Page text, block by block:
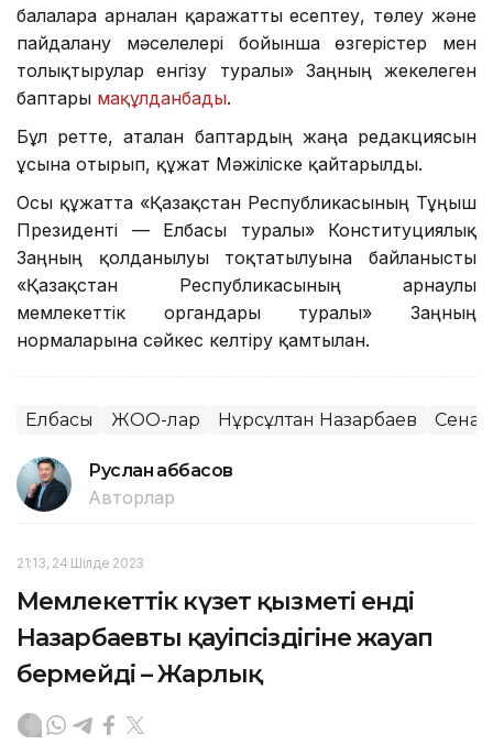
балаларға арналған қаражатты есептеу, төлеу және
пайдалану мәселелері бойынша өзгерістер мен
толықтырулар енгізу туралы» Заңның жекелеген
баптары мақұлданбады.
Бұл ретте, аталған баптардың жаңа редакциясын
ұсына отырып, құжат Мәжіліске қайтарылды.
Осы құжатта «Қазақстан Республикасының Тұңғыш
Президенті — Елбасы туралы» Конституциялық
Заңның қолданылуы тоқтатылуына байланысты
«Қазақстан Республикасының арнаулы
мемлекеттік органдары туралы» Заңның
нормаларына сәйкес келтіру қамтылған.
Елбасы ЖОО-лар Нұрсұлтан Назарбаев Сенат
Руслан Ғаббасов
Авторлар
21:13, 24 Шілде 2023
Мемлекеттік күзет қызметі енді
Назарбаевтың қауіпсіздігіне жауап
бермейді – Жарлық